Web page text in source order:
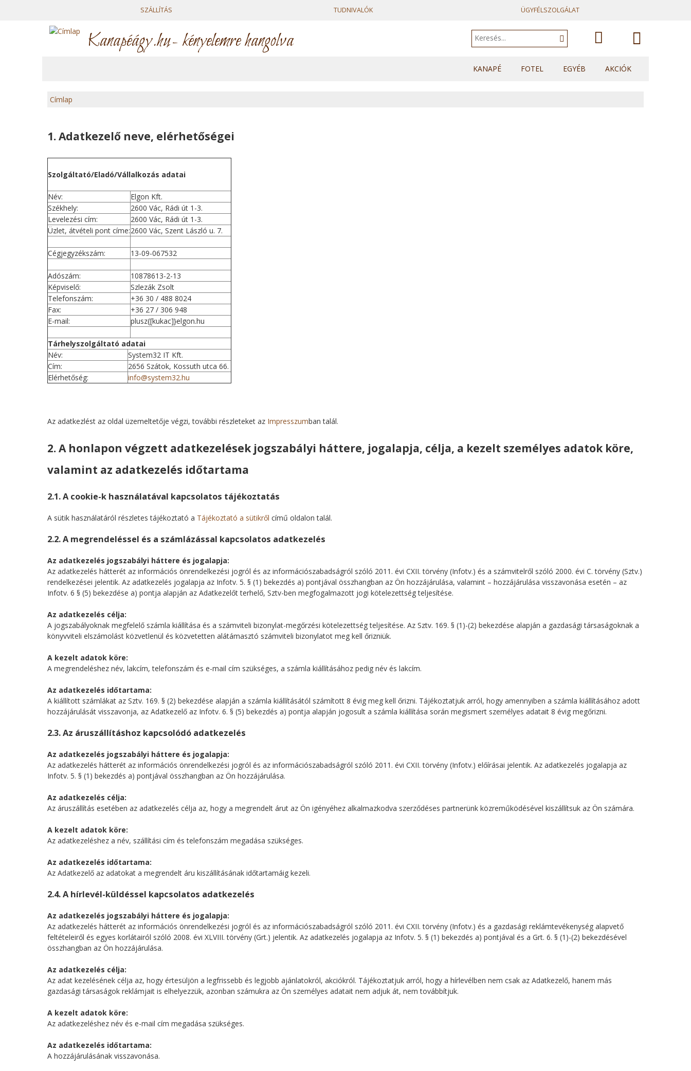
SZÁLLÍTÁS TUDNIVALÓK ÜGYFÉLSZOLGÁLAT
Kanapéágy.hu- kényelemre hangolva
A kosár
KANAPÉ
FOTEL
EGYÉB
AKCIÓK
e
l
e
n
l
i
h
e
l
y
Címlap
1. Adatkezelő neve, elérhetőségei
Szolgáltató/Eladó/Vállalkozás adatai
Név:
Elgon Kft.
Székhely:
2600 Vác, Rádi út 1-3.
Levelezési cím:
2600 Vác, Rádi út 1-3.
Üzlet, átvételi pont címe:2600 Vác, Szent László u. 7.
Cégjegyzékszám: 13-09-067532
Adószám:
10878613-2-13
Képviselő:
Szlezák Zsolt
Telefonszám:
+36 30 / 488 8024
Fax:
+36 27 / 306 948
E-mail:
plusz{[kukac]}elgon.hu
Tárhelyszolgáltató adatai
Név:
System32 IT Kft.
Cím:
2656 Szátok, Kossuth utca 66.
Elérhetőség:
info@system32.hu
Az adatkezlést az oldal üzemeltetője végzi, további részleteket az Impresszumban talál.
2. A honlapon végzett adatkezelések jogszabályi háttere, jogalapja, célja, a kezelt személyes adatok köre,
valamint az adatkezelés időtartama
2.1. A cookie-k használatával kapcsolatos tájékoztatás
A sütik használatáról részletes tájékoztató a Tájékoztató a sütikről című oldalon talál.
2.2. A megrendeléssel és a számlázással kapcsolatos adatkezelés
Az adatkezelés jogszabályi háttere és jogalapja:
Az adatkezelés hátterét az információs önrendelkezési jogról és az információszabadságról szóló 2011. évi CXII. törvény (Infotv.) és a számvitelről szóló 2000. évi C. törvény (Sztv.)
rendelkezései jelentik. Az adatkezelés jogalapja az Infotv. 5. § (1) bekezdés a) pontjával összhangban az Ön hozzájárulása, valamint – hozzájárulása visszavonása esetén – az
Infotv. 6 § (5) bekezdése a) pontja alapján az Adatkezelőt terhelő, Sztv-ben megfogalmazott jogi kötelezettség teljesítése.
Az adatkezelés célja:
A jogszabályoknak megfelelő számla kiállítása és a számviteli bizonylat-megőrzési kötelezettség teljesítése. Az Sztv. 169. § (1)-(2) bekezdése alapján a gazdasági társaságoknak a
könyvviteli elszámolást közvetlenül és közvetetten alátámasztó számviteli bizonylatot meg kell őrizniük.
A kezelt adatok köre:
A megrendeléshez név, lakcím, telefonszám és e-mail cím szükséges, a számla kiállításához pedig név és lakcím.
Az adatkezelés időtartama:
A kiállított számlákat az Sztv. 169. § (2) bekezdése alapján a számla kiállításától számított 8 évig meg kell őrizni. Tájékoztatjuk arról, hogy amennyiben a számla kiállításához adott
hozzájárulását visszavonja, az Adatkezelő az Infotv. 6. § (5) bekezdés a) pontja alapján jogosult a számla kiállítása során megismert személyes adatait 8 évig megőrizni.
2.3. Az áruszállításhoz kapcsolódó adatkezelés
Az adatkezelés jogszabályi háttere és jogalapja:
Az adatkezelés hátterét az információs önrendelkezési jogról és az információszabadságról szóló 2011. évi CXII. törvény (Infotv.) előírásai jelentik. Az adatkezelés jogalapja az
Infotv. 5. § (1) bekezdés a) pontjával összhangban az Ön hozzájárulása.
Az adatkezelés célja:
Az áruszállítás esetében az adatkezelés célja az, hogy a megrendelt árut az Ön igényéhez alkalmazkodva szerződéses partnerünk közreműködésével kiszállítsuk az Ön számára.
A kezelt adatok köre:
Az adatkezeléshez a név, szállítási cím és telefonszám megadása szükséges.
Az adatkezelés időtartama:
Az Adatkezelő az adatokat a megrendelt áru kiszállításának időtartamáig kezeli.
2.4. A hírlevél-küldéssel kapcsolatos adatkezelés
Az adatkezelés jogszabályi háttere és jogalapja:
Az adatkezelés hátterét az információs önrendelkezési jogról és az információszabadságról szóló 2011. évi CXII. törvény (Infotv.) és a gazdasági reklámtevékenység alapvető
feltételeiről és egyes korlátairól szóló 2008. évi XLVIII. törvény (Grt.) jelentik. Az adatkezelés jogalapja az Infotv. 5. § (1) bekezdés a) pontjával és a Grt. 6. § (1)-(2) bekezdésével
összhangban az Ön hozzájárulása.
Az adatkezelés célja:
Az adat kezelésének célja az, hogy értesüljön a legfrissebb és legjobb ajánlatokról, akciókról. Tájékoztatjuk arról, hogy a hírlevélben nem csak az Adatkezelő, hanem más
gazdasági társaságok reklámjait is elhelyezzük, azonban számukra az Ön személyes adatait nem adjuk át, nem továbbítjuk.
A kezelt adatok köre:
Az adatkezeléshez név és e-mail cím megadása szükséges.
Az adatkezelés időtartama:
A hozzájárulásának visszavonása.